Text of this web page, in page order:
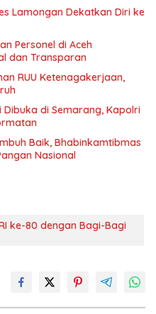
Lamongan Dekatkan Diri ke
Personel di Aceh
dan Transparan
RUU Ketenagakerjaan,
Dibuka di Semarang, Kapolri
Baik, Bhabinkamtibmas
Nasional
ke-80 dengan Bagi-Bagi